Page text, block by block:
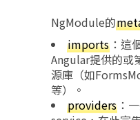
NgModule的
imports ：這
Angular提供的或
源庫（如
等）。
providers ：